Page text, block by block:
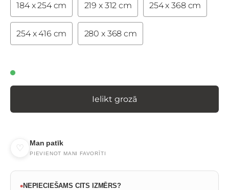
184 x 254 cm 219 x 312 cm 254 x 368 cm
254 x 416 cm 280 x 368 cm
Ielikt grozā
♡ Man patīk
PIEVIENOT MANI FAVORĪTI
•NEPIECIEŠAMS CITS IZMĒRS?